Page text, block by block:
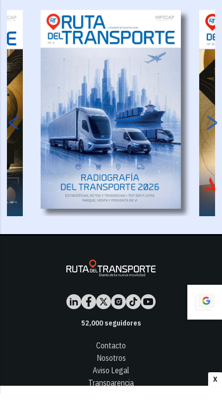
X
52,000seguidores
Contacto
Nosotros
Aviso Legal
Transparencia